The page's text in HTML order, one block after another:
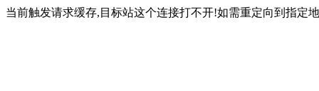
当前触发请求缓存,目标站这个连接打不开!如需重定向到指定